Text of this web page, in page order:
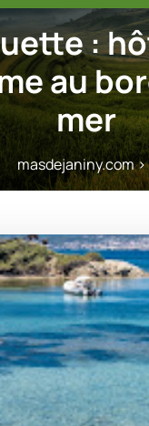
:
au
mer
masdejaniny.com